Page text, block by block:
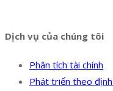
Dịch vụ của chúng tôi
Phân tích tài chính
Phát triển theo